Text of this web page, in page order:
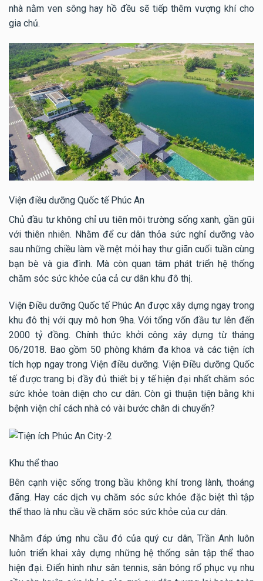
nhà nằm ven sông hay hồ đều sẽ tiếp thêm vượng khí cho
gia chủ.
Viện điều dưỡng Quốc tế Phúc An
Chủ đầu tư không chỉ ưu tiên môi trường sống xanh, gần gũi
với thiên nhiên. Nhằm để cư dân thỏa sức nghỉ dưỡng vào
sau những chiều làm về mệt mỏi hay thư giãn cuối tuần cùng
bạn bè và gia đình. Mà còn quan tâm phát triển hệ thống
chăm sóc sức khỏe của cả cư dân khu đô thị.
Viện Điều dưỡng Quốc tế Phúc An được xây dựng ngay trong
khu đô thị với quy mô hơn 9ha. Với tổng vốn đầu tư lên đến
2000 tỷ đồng. Chính thức khởi công xây dựng từ tháng
06/2018. Bao gồm 50 phòng khám đa khoa và các tiện ích
tích hợp ngay trong Viện điều dưỡng. Viện Điều dưỡng Quốc
tế được trang bị đầy đủ thiết bị y tế hiện đại nhất chăm sóc
sức khỏe toàn diện cho cư dân. Còn gì thuận tiện bằng khi
bệnh viện chỉ cách nhà có vài bước chân di chuyển?
Khu thể thao
Bên cạnh việc sống trong bầu không khí trong lành, thoáng
đãng. Hay các dịch vụ chăm sóc sức khỏe đặc biệt thì tập
thể thao là nhu cầu về chăm sóc sức khỏe của cư dân.
Nhằm đáp ứng nhu cầu đó của quý cư dân, Trần Anh luôn
luôn triển khai xây dựng những hệ thống sân tập thể thao
hiện đại. Điển hình như sân tennis, sân bóng rổ phục vụ nhu